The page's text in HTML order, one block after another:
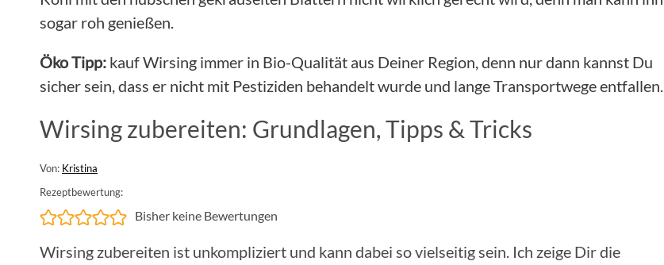
sogar roh genießen.
Öko Tipp: kauf Wirsing immer in Bio-Qualität aus Deiner Region, denn nur dann kannst Du
sicher sein, dass er nicht mit Pestiziden behandelt wurde und lange Transportwege entfallen.
Wirsing zubereiten: Grundlagen, Tipps & Tricks
Von: Kristina
Rezeptbewertung:
Bisher keine Bewertungen
Wirsing zubereiten ist unkompliziert und kann dabei so vielseitig sein. Ich zeige Dir die